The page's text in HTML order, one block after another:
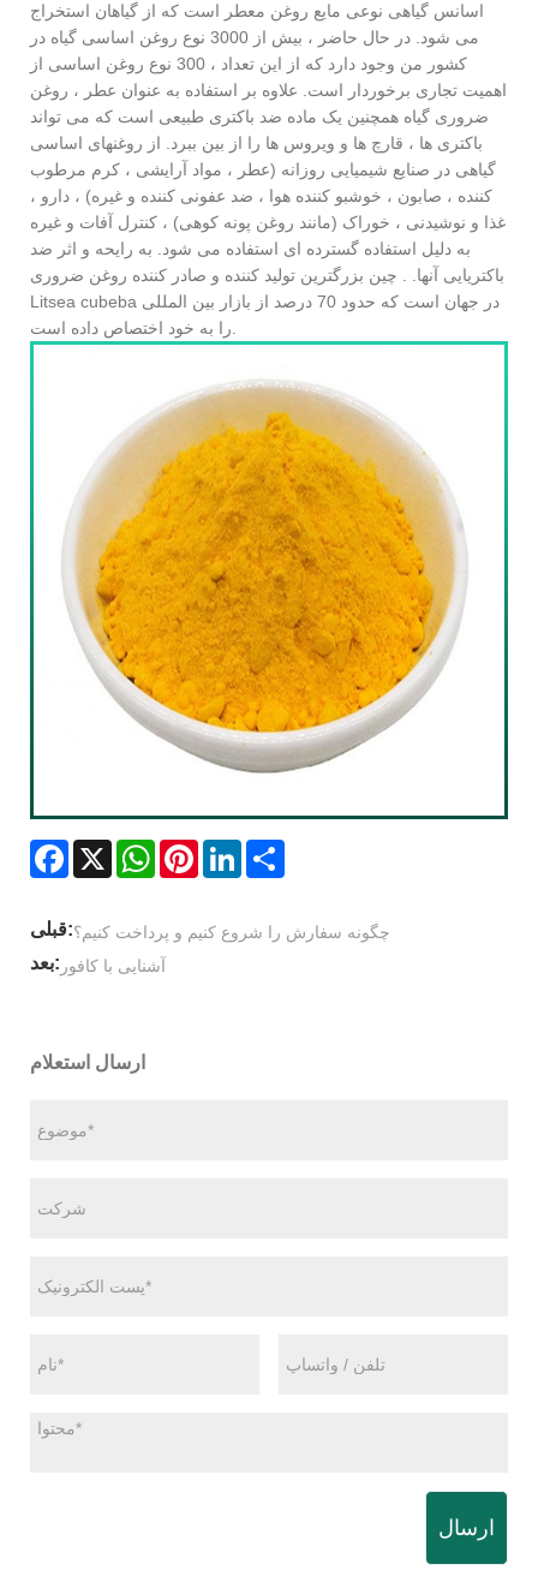
اسانس گیاهی نوعی مایع روغن معطر است که از گیاهان استخراج
می شود. در حال حاضر ، بیش از 3000 نوع روغن اساسی گیاه در
کشور من وجود دارد که از این تعداد ، 300 نوع روغن اساسی از
اهمیت تجاری برخوردار است. علاوه بر استفاده به عنوان عطر ، روغن
ضروری گیاه همچنین یک ماده ضد باکتری طبیعی است که می تواند
باکتری ها ، قارچ ها و ویروس ها را از بین ببرد. از روغنهای اساسی
گیاهی در صنایع شیمیایی روزانه (عطر ، مواد آرایشی ، کرم مرطوب
کننده ، صابون ، خوشبو کننده هوا ، ضد عفونی کننده و غیره) ، دارو ،
غذا و نوشیدنی ، خوراک (مانند روغن پونه کوهی) ، کنترل آفات و غیره
به دلیل استفاده گسترده ای استفاده می شود. به رایحه و اثر ضد
باکتریایی آنها. . چین بزرگترین تولید کننده و صادر کننده روغن ضروری
Litsea cubeba در جهان است که حدود 70 درصد از بازار بین المللی
را به خود اختصاص داده است.
Facebook
X WhatsAppPinterestLinkedIn
قبلی:چگونه سفارش را شروع کنیم و پرداخت کنیم؟
بعد: آشنایی با کافور
ارسال استعلام
ارسال